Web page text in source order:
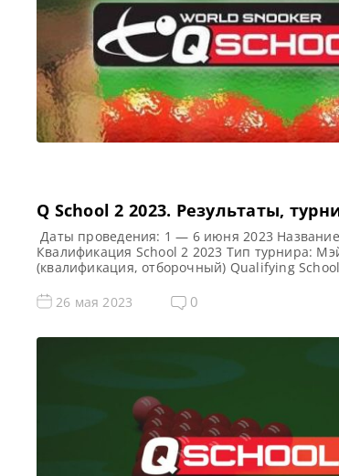
Q School 2 2023. Результаты,
Даты проведения: 1 — 6 июня 2023
Квалификация School 2 2023 Тип турнира:
(квалификация, отборочный) Qualifying
город, страна): Лестер, Англия,
предыдущего турнира: — Все новости и
[…]
26 мая 2023 0